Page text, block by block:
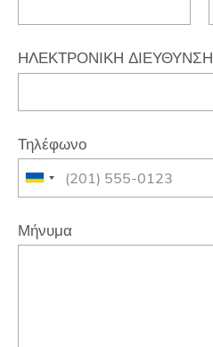
ΗΛΕΚΤΡΟΝΙΚΗ ΔΙΕΥΘΥΝΣΗ
Τηλέφωνο
Μήνυμα